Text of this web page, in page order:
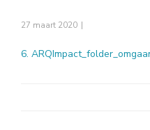
27 maart 2020 |
6.